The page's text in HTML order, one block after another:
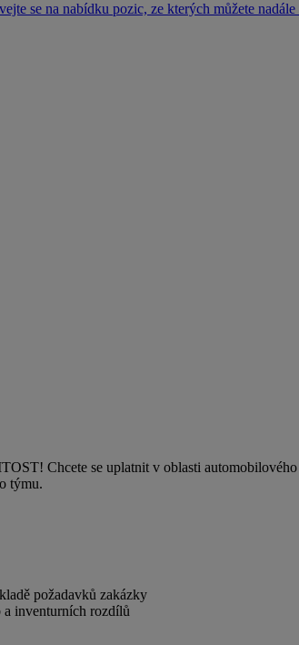
se na nabídku pozic, ze kterých můžete
Chcete se uplatnit v oblasti automobilového
týmu.
požadavků zakázky
a inventurních rozdílů